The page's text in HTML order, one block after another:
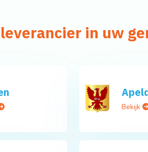
in uw
Bekijk